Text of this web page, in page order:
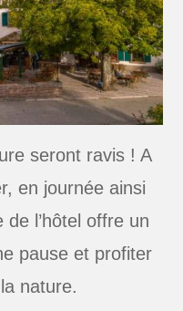
seront ravis ! A
en journée ainsi
de l’hôtel offre un
pause et profiter
nature.